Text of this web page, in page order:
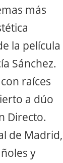
más
la película
Sánchez.
raíces
a dúo
Directo.
de Madrid,
y